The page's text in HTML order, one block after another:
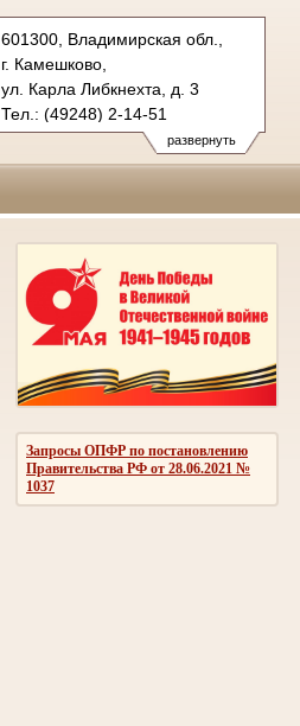
развернуть
601300, Владимирская обл.,
г. Камешково,
ул. Карла Либкнехта, д. 3
Тел.: (49248) 2-14-51
kameshkovsky.wld@sudrf.ru
Запросы ОПФР по постановлению
Правительства РФ от 28.06.2021 №
1037